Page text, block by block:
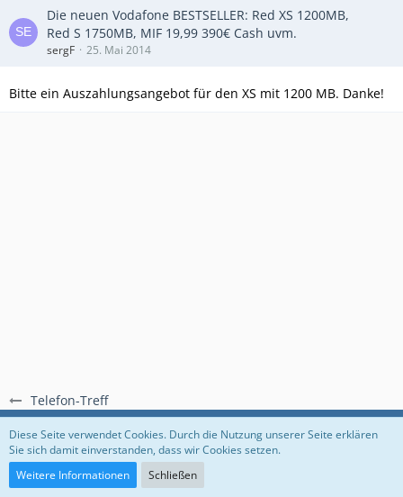
Telefon-Treff
Die neuen Vodafone BESTSELLER: Red XS 1200MB,
Red S 1750MB, MIF 19,99 390€ Cash uvm.
sergF 25. Mai 2014
Bitte ein Auszahlungsangebot für den XS mit 1200 MB. Danke!
Regeln Datenschutzerklärung Impressum
Community-Software:
Diese Seite verwendet Cookies. Durch die Nutzung unserer Seite erklären
Sie sich damit einverstanden, dass wir Cookies setzen.
Weitere Informationen
Schließen